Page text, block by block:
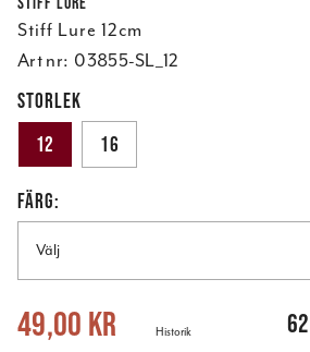
Stiff Lure 12cm
Art nr: 03855-SL_12
STORLEK
12
16
FÄRG:
Välj
Nuvarande pris: 129,00 kr
49,00 kr Historik 62